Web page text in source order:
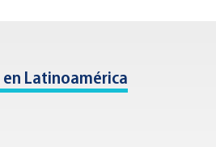
en Latinoamérica